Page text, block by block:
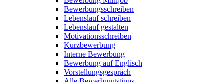
Bewerbungsschreiben
Lebenslauf schreiben
Lebenslauf gestalten
Motivationsschreiben
Kurzbewerbung
Interne Bewerbung
Bewerbung auf Englisch
Vorstellungsgespräch